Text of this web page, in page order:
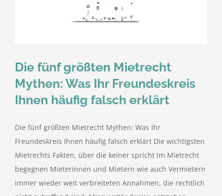
Blog
Impressum
Datenschutzerklärung
Die fünf größten Mietrecht
Mythen: Was Ihr Freundeskreis
Ihnen häufig falsch erklärt
Die fünf größten Mietrecht Mythen: Was Ihr
Freundeskreis Ihnen häufig falsch erklärt Die wichtigsten
Mietrechts Fakten, über die keiner spricht Im Mietrecht
begegnen Mieterinnen und Mietern wie auch Vermietern
immer wieder weit verbreiteten Annahmen, die rechtlich